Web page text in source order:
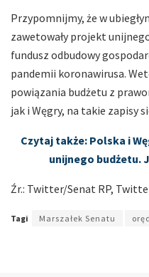
Przypomnijmy, że w
zawetowały projekt
fundusz odbudowy
pandemii koronawirusa.
powiązania budżetu z
jak i Węgry, na takie zapisy
Czytaj także: Polska i
unijnego budżetu.
Źr.: Twitter/Senat RP,
Tagi Marszałek Senatu